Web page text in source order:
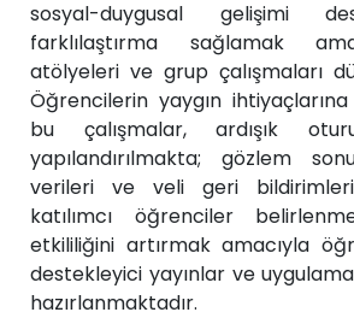
sosyal-duygusal gelişimi
farklılaştırma sağlamak
atölyeleri ve grup çalışmaları
Öğrencilerin yaygın
bu çalışmalar, ardışık
yapılandırılmakta; gözlem
verileri ve veli geri
katılımcı öğrenciler
etkililiğini artırmak amacıyla
destekleyici yayınlar ve
hazırlanmaktadır.